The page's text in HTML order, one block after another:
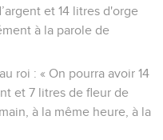
et 14 litres d'orge
à la parole de
roi : « On pourra avoir 14
et 7 litres de fleur de
à la même heure, à la